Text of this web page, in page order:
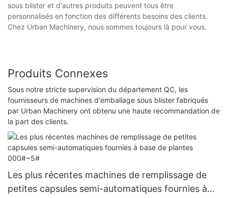
sous blister et d'autres produits peuvent tous être
personnalisés en fonction des différents besoins des clients.
Chez Urban Machinery, nous sommes toujours là pour vous.
Produits Connexes
Sous notre stricte supervision du département QC, les
fournisseurs de machines d'emballage sous blister fabriqués
par Urban Machinery ont obtenu une haute recommandation de
la part des clients.
Les plus récentes machines de remplissage de
petites capsules semi-automatiques fournies à